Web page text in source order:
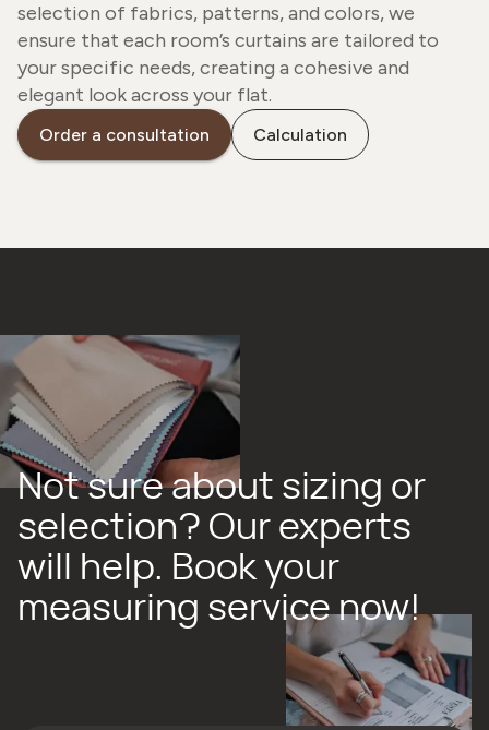
selection of fabrics, patterns, and colors, we
ensure that each room’s curtains are tailored to
your specific needs, creating a cohesive and
elegant look across your flat.
Order a consultation Calculation
Not sure about sizing or
selection? Our experts
will help. Book your
measuring service now!